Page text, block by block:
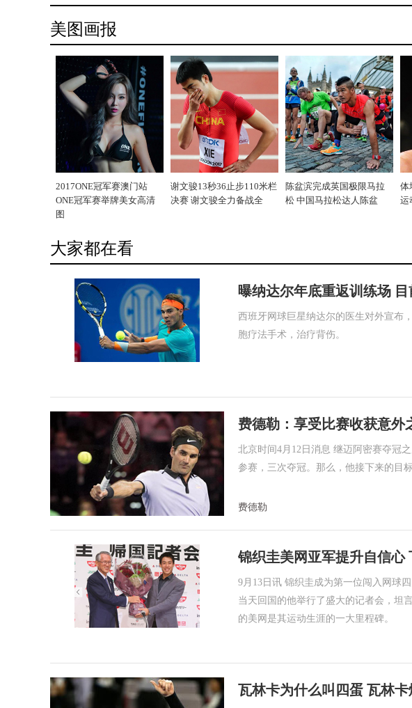
美图画报
2017ONE冠军赛澳门站
ONE冠军赛举牌美女高清
图
谢文骏13秒36止步110米栏
决赛 谢文骏全力备战全
陈盆滨完成英国极限马拉
松 中国马拉松达人陈盆
体
运
大家都在看
曝纳达尔年底重返训练场
西班牙网球巨星纳达尔的医生对外宣布
胞疗法手术，治疗背伤。
费德勒：享受比赛收获意外
北京时间4月12日消息 继迈阿密赛夺冠
参赛，三次夺冠。那么，他接下来的目
费德勒
锦织圭美网亚军提升自信心
9月13日讯 锦织圭成为第一位闯入网球
当天回国的他举行了盛大的记者会，坦
的美网是其运动生涯的一大里程碑。
瓦林卡为什么叫四蛋 瓦林